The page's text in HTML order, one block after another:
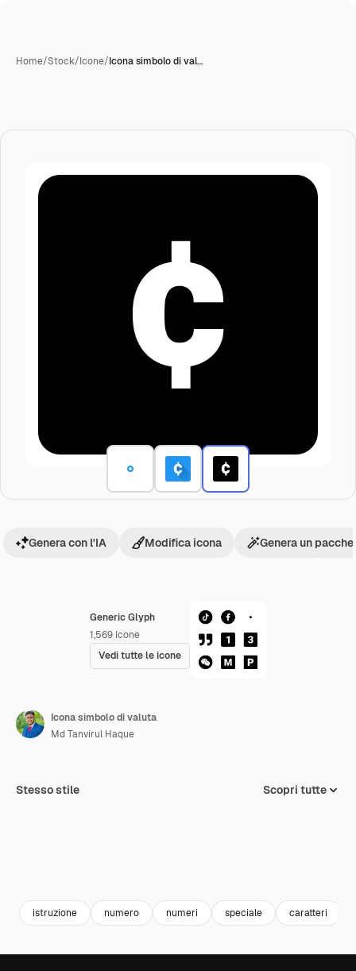
Home/Stock/Icone/Icona simbolo di val…
Generic Glyph
1,569 Icone
Vedi tutte le icone
Genera con l'IA Modifica icona Genera un
Icona simbolo di valuta
Md Tanvirul Haque
Stesso stile Scopri tutte
istruzione numero numeri speciale caratteri